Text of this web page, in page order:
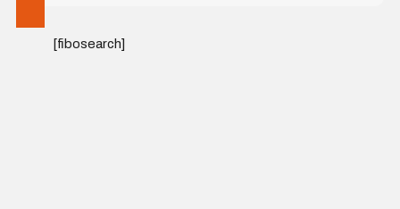
[fibosearch]